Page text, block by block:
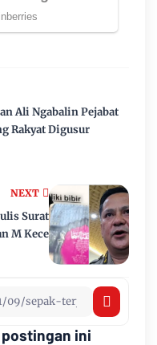
NEXT
Surat
M Kece
Ali Ngabalin Pejabat
Rakyat Digusur
ini